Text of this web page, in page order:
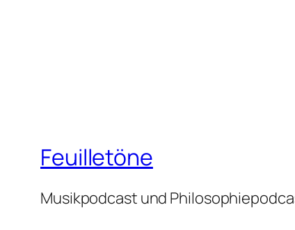
Feuilletöne
Musikpodcast und